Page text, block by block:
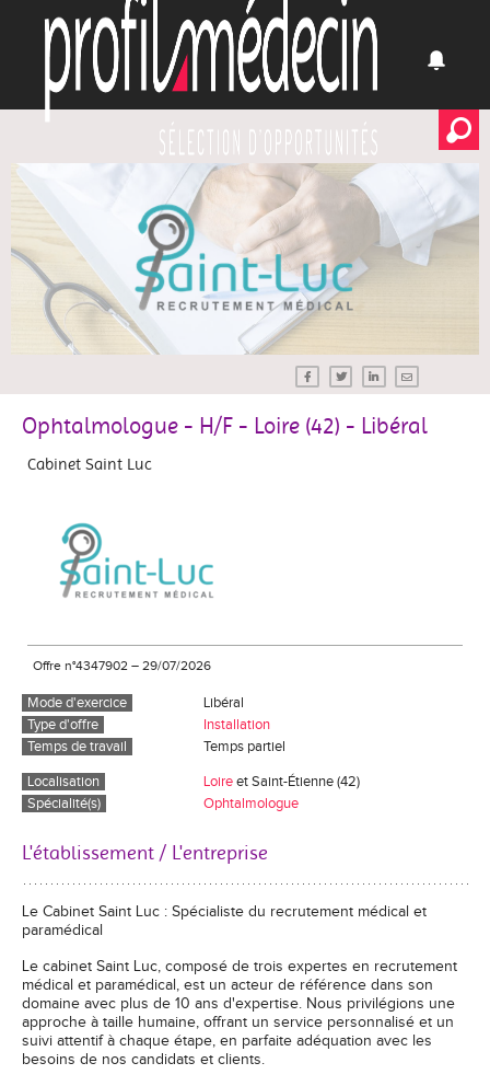
Ophtalmologue - H/F - Loire (42) - Libéral
Cabinet Saint Luc
Offre n°4347902 – 29/07/2026
Mode d'exercice
Libéral
Type d'offre
Installation
Temps de travail
Temps partiel
Localisation
Loireet Saint-Étienne (42)
Spécialité(s)
Ophtalmologue
L'établissement / L'entreprise
Le Cabinet Saint Luc : Spécialiste du recrutement médical et
paramédical
Le cabinet Saint Luc, composé de trois expertes en recrutement
médical et paramédical, est un acteur de référence dans son
domaine avec plus de 10 ans d'expertise. Nous privilégions une
approche à taille humaine, offrant un service personnalisé et un
suivi attentif à chaque étape, en parfaite adéquation avec les
besoins de nos candidats et clients.